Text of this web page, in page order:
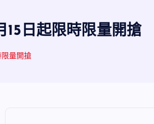
日起限時限量開搶
量開搶